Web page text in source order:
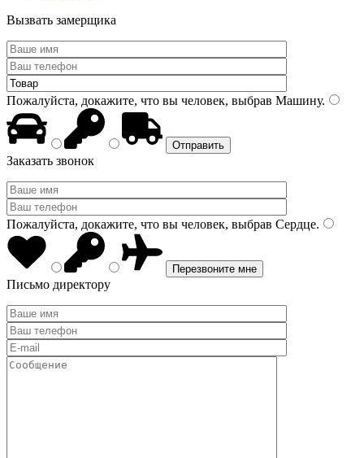
Вызвать замерщика
Пожалуйста, докажите, что вы человек, выбрав Машину.
Заказать звонок
Пожалуйста, докажите, что вы человек, выбрав Сердце.
Письмо директору